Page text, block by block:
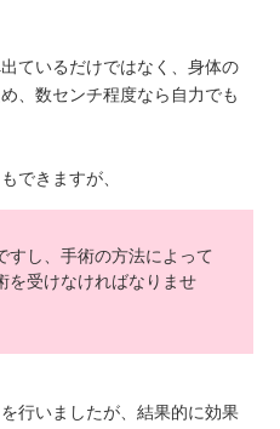
ているだけではなく、身体の
、数センチ程度なら自力でも
できますが、
すし、手術の方法によって
を受けなければなりませ
行いましたが、結果的に効果